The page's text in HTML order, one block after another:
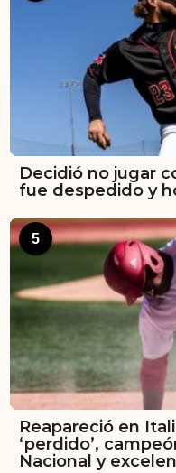
Decidió no jugar
fue despedido y
5
Reapareció en
‘perdido’,
Nacional y